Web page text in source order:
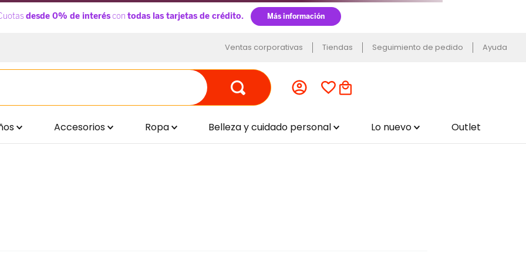
Ventas corporativas Tiendas Seguimiento de pedido Ayuda
Accesorios Ropa Belleza y cuidado personal Lo nuevo Outlet